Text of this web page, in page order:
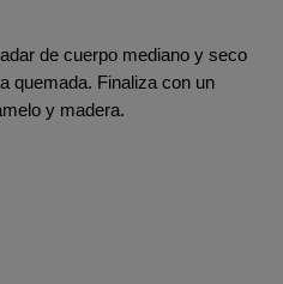
y madera.